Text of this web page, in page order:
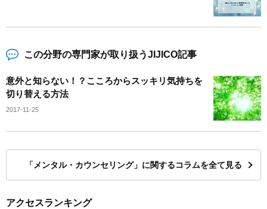
この分野の専門家が取り扱うJIJICO記事
意外と知らない！？こころからスッキリ気持ちを
切り替える方法
2017-11-25
「メンタル・カウンセリング」に関するコラムを全て見る
アクセスランキング